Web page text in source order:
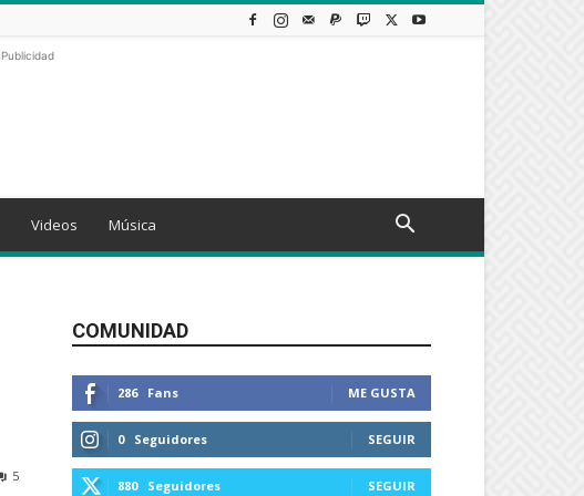
Publicidad
Videos Música
5
COMUNIDAD
286 Fans ME GUSTA
0 Seguidores SEGUIR
880 Seguidores SEGUIR